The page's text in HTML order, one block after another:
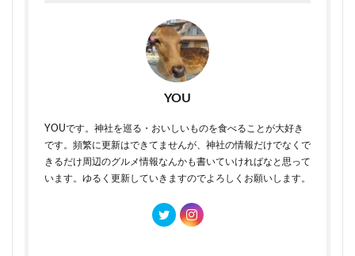
YOU
YOUです。神社を巡る・おいしいものを食べることが大好き
です。頻繁に更新はできてませんが、神社の情報だけでなくで
きるだけ周辺のグルメ情報なんかも書いていければなと思って
います。ゆるく更新していきますのでよろしくお願いします。